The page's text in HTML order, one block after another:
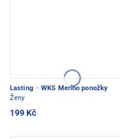
Lasting · WKS Merino ponožky
Ženy
199 Kč